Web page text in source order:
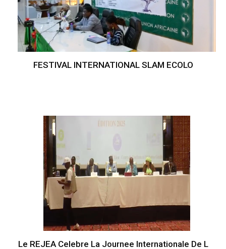
FESTIVAL INTERNATIONAL SLAM ECOLO
Le REJEA Celebre La Journee Internationale De L